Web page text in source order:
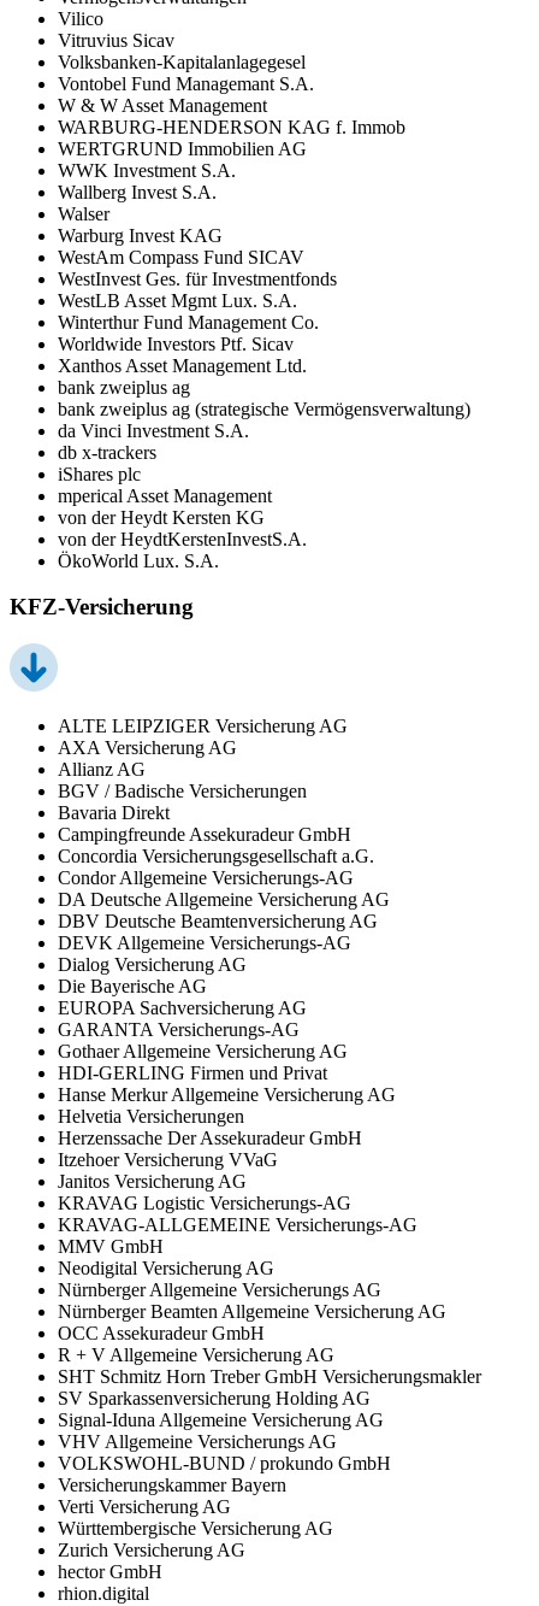
Vilico
Vitruvius Sicav
Volksbanken-Kapitalanlagegesel
Vontobel Fund Managemant S.A.
W & W Asset Management
WARBURG-HENDERSON KAG f. Immob
WERTGRUND Immobilien AG
WWK Investment S.A.
Wallberg Invest S.A.
Walser
Warburg Invest KAG
WestAm Compass Fund SICAV
WestInvest Ges. für Investmentfonds
WestLB Asset Mgmt Lux. S.A.
Winterthur Fund Management Co.
Worldwide Investors Ptf. Sicav
Xanthos Asset Management Ltd.
bank zweiplus ag
bank zweiplus ag (strategische Vermögensverwaltung)
da Vinci Investment S.A.
db x-trackers
iShares plc
mperical Asset Management
von der Heydt Kersten KG
von der HeydtKerstenInvestS.A.
ÖkoWorld Lux. S.A.
KFZ-Versicherung
ALTE LEIPZIGER Versicherung AG
AXA Versicherung AG
Allianz AG
BGV / Badische Versicherungen
Bavaria Direkt
Campingfreunde Assekuradeur GmbH
Concordia Versicherungsgesellschaft a.G.
Condor Allgemeine Versicherungs-AG
DA Deutsche Allgemeine Versicherung AG
DBV Deutsche Beamtenversicherung AG
DEVK Allgemeine Versicherungs-AG
Dialog Versicherung AG
Die Bayerische AG
EUROPA Sachversicherung AG
GARANTA Versicherungs-AG
Gothaer Allgemeine Versicherung AG
HDI-GERLING Firmen und Privat
Hanse Merkur Allgemeine Versicherung AG
Helvetia Versicherungen
Herzenssache Der Assekuradeur GmbH
Itzehoer Versicherung VVaG
Janitos Versicherung AG
KRAVAG Logistic Versicherungs-AG
KRAVAG-ALLGEMEINE Versicherungs-AG
MMV GmbH
Neodigital Versicherung AG
Nürnberger Allgemeine Versicherungs AG
Nürnberger Beamten Allgemeine Versicherung AG
OCC Assekuradeur GmbH
R + V Allgemeine Versicherung AG
SHT Schmitz Horn Treber GmbH Versicherungsmakler
SV Sparkassenversicherung Holding AG
Signal-Iduna Allgemeine Versicherung AG
VHV Allgemeine Versicherungs AG
VOLKSWOHL-BUND / prokundo GmbH
Versicherungskammer Bayern
Verti Versicherung AG
Württembergische Versicherung AG
Zurich Versicherung AG
hector GmbH
rhion.digital